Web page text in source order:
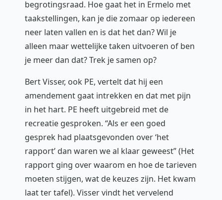
begrotingsraad. Hoe gaat het in Ermelo met
taakstellingen, kan je die zomaar op iedereen
neer laten vallen en is dat het dan? Wil je
alleen maar wettelijke taken uitvoeren of ben
je meer dan dat? Trek je samen op?
Bert Visser, ook PE, vertelt dat hij een
amendement gaat intrekken en dat met pijn
in het hart. PE heeft uitgebreid met de
recreatie gesproken. “Als er een goed
gesprek had plaatsgevonden over ‘het
rapport’ dan waren we al klaar geweest” (Het
rapport ging over waarom en hoe de tarieven
moeten stijgen, wat de keuzes zijn. Het kwam
laat ter tafel). Visser vindt het vervelend